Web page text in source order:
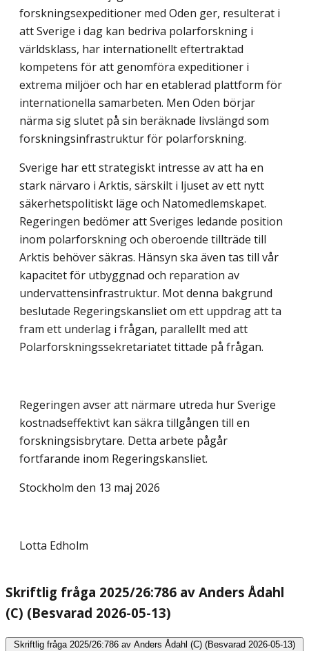
forskningsexpeditioner med Oden ger, resulterat i
att Sverige i dag kan bedriva polarforskning i
världsklass, har internationellt eftertraktad
kompetens för att genomföra expeditioner i
extrema miljöer och har en etablerad plattform för
internationella samarbeten. Men Oden börjar
närma sig slutet på sin beräknade livslängd som
forskningsinfrastruktur för polarforskning.
Sverige har ett strategiskt intresse av att ha en
stark närvaro i Arktis, särskilt i ljuset av ett nytt
säkerhetspolitiskt läge och Natomedlemskapet.
Regeringen bedömer att Sveriges ledande position
inom polarforskning och oberoende tillträde till
Arktis behöver säkras. Hänsyn ska även tas till vår
kapacitet för utbyggnad och reparation av
undervattensinfrastruktur. Mot denna bakgrund
beslutade Regeringskansliet om ett uppdrag att ta
fram ett underlag i frågan, parallellt med att
Polarforskningssekretariatet tittade på frågan.
Regeringen avser att närmare utreda hur Sverige
kostnadseffektivt kan säkra tillgången till en
forskningsisbrytare. Detta arbete pågår
fortfarande inom Regeringskansliet.
Stockholm den 13 maj 2026
Lotta Edholm
Skriftlig fråga 2025/26:786 av Anders Ådahl
(C) (Besvarad 2026-05-13)
Skriftlig fråga 2025/26:786 av Anders Ådahl (C) (Besvarad 2026-05-13)